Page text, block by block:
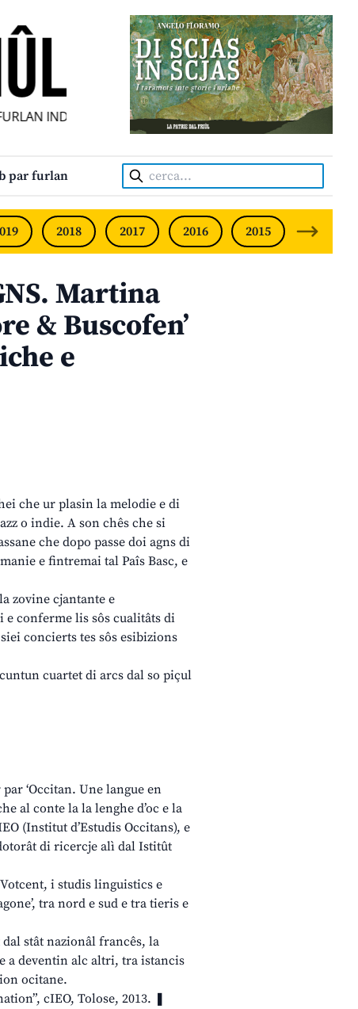
INDIPENDENT • INDEPENDENT FRIULIAN MONTHLY •
par furlan Cerca:
2018 2017 2016 2015 2014
Martina
& Buscofen’
e
che ur plasin la melodie e di
o indie. A son chês che si
che dopo passe doi agns di
e fintremai tal Paîs Basc, e
zovine cjantante e
conferme lis sôs cualitâts di
concierts tes sôs esibizions
cuartet di arcs dal so piçul
‘Occitan. Une langue en
al conte la la lenghe d’oc e la
(Institut d’Estudis Occitans), e
di ricercje alì dal Istitût
i studis linguistics e
tra nord e sud e tra tieris e
stât nazionâl francês, la
a deventin alc altri, tra istancis
ocitane.
cIEO, Tolose, 2013. ❚